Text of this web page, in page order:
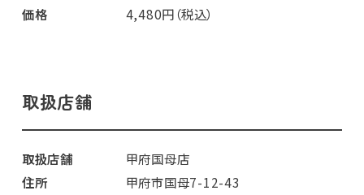
価格
4,480円（税込）
取扱店舗
取扱店舗
甲府国母店
住所
甲府市国母7-12-43